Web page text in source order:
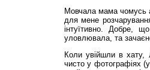
Мовчала мама чомусь
для мене
інтуїтивно. Добре,
уловлювала, та
Коли увійшли в хату,
чисто у фотографіях (у